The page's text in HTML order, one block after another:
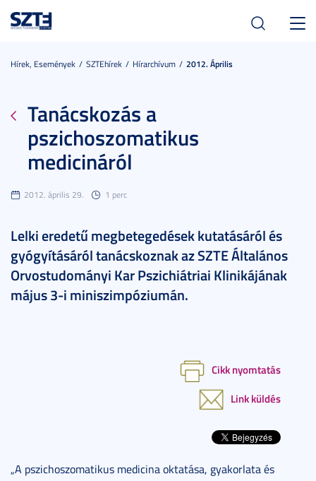
Hírek, Események SZTEhírek Hírarchívum 2012. Április
Tanácskozás a
pszichoszomatikus
medicináról
2012. április 29. 1 perc
Lelki eredetű megbetegedések kutatásáról és
gyógyításáról tanácskoznak az SZTE Általános
Orvostudományi Kar Pszichiátriai Klinikájának
május 3-i miniszimpóziumán.
Cikk nyomtatás
Link küldés
„A pszichoszomatikus medicina oktatása, gyakorlata és